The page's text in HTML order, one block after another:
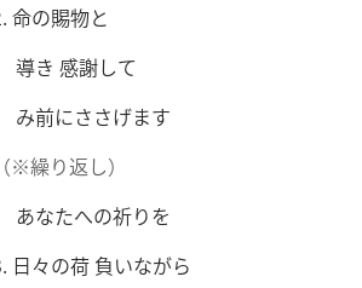
命の賜物と
導き 感謝して
み前にささげます
（※繰り返し）
あなたへの祈りを
日々の荷 負いながら